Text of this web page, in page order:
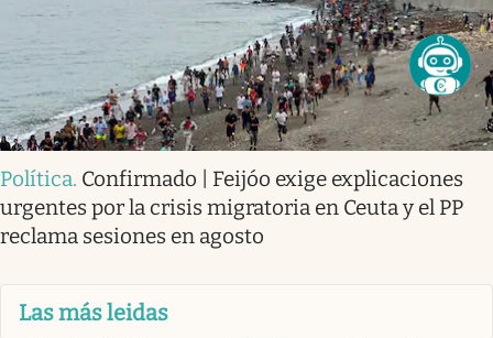
Política. Confirmado | Feijóo exige explicaciones
urgentes por la crisis migratoria en Ceuta y el PP
reclama sesiones en agosto
Las más leidas